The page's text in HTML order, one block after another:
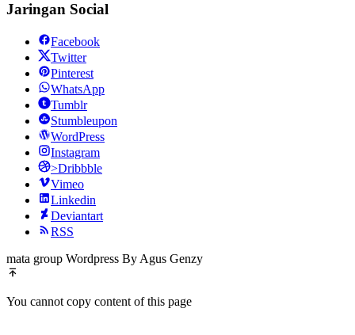
Jaringan Social
Facebook
Twitter
Pinterest
WhatsApp
Tumblr
Stumbleupon
WordPress
Instagram
>Dribbble
Vimeo
Linkedin
Deviantart
RSS
mata group Wordpress By Agus Genzy
You cannot copy content of this page